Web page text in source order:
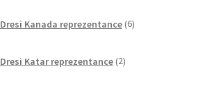
Dresi Kanada reprezentance 6izdelkov
Dresi Katar reprezentance 2izdelka